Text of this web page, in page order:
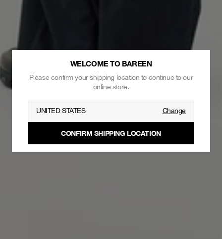
WELCOME TO BAREEN
Please confirm your shipping location to continue to our
online store.
UNITED STATES Change
CONFIRM SHIPPING LOCATION